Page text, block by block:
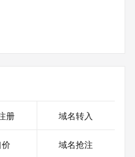
册 域名转入
域名抢注